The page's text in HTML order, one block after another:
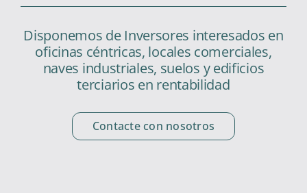
Disponemos de Inversores interesados en
oficinas céntricas, locales comerciales,
naves industriales, suelos y edificios
terciarios en rentabilidad
Contacte con nosotros